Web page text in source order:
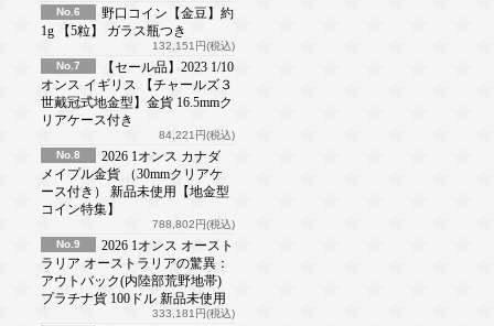
No.6
野口コイン【金豆】約
1g 【5粒】 ガラス瓶つき
132,151円(税込)
No.7
【セール品】2023 1/10
オンス イギリス 【チャールズ３
世戴冠式地金型】金貨 16.5mmク
リアケース付き
84,221円(税込)
No.8
2026 1オンス カナダ
メイプル金貨 （30mmクリアケ
ース付き） 新品未使用【地金型
コイン特集】
788,802円(税込)
No.9
2026 1オンス オースト
ラリア オーストラリアの驚異：
アウトバック(内陸部荒野地帯)
プラチナ貨 100ドル 新品未使用
333,181円(税込)